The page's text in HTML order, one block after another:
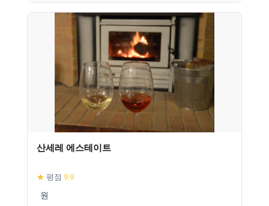
산세레 에스테이트
★ 평점 9.9